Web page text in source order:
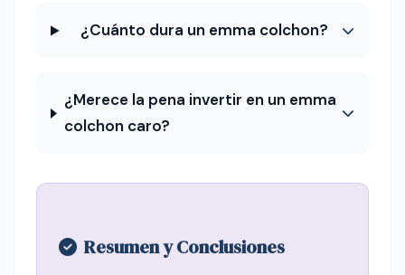
¿Cuánto dura un emma colchon?
¿Merece la pena invertir en un emma
colchon caro?
Resumen y Conclusiones